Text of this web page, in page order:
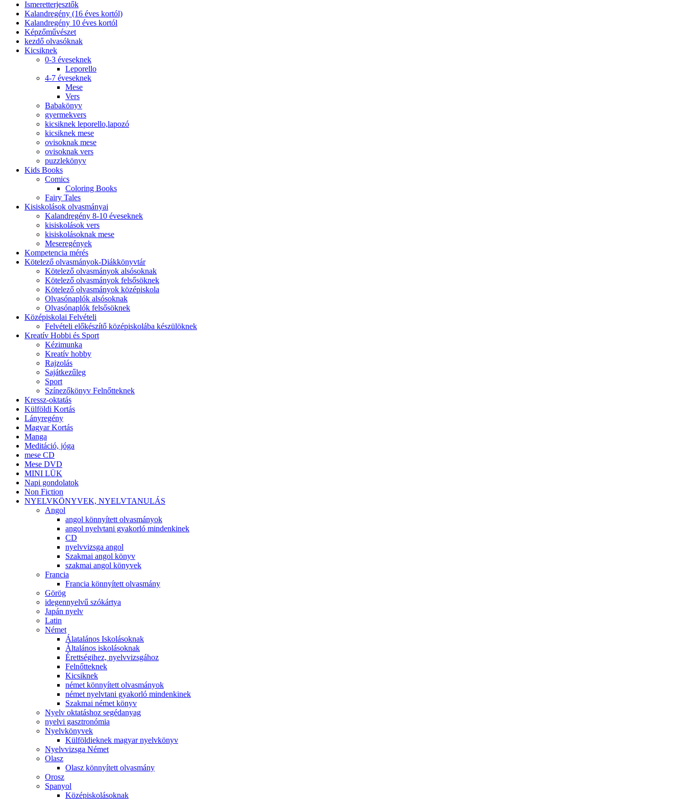
Ismeretterjesztők
Kalandregény (16 éves kortól)
Kalandregény 10 éves kortól
Képzőművészet
kezdő olvasóknak
Kicsiknek
0-3 éveseknek
Leporello
4-7 éveseknek
Mese
Vers
Babakönyv
gyermekvers
kicsiknek leporello,lapozó
kicsiknek mese
ovisoknak mese
ovisoknak vers
puzzlekönyv
Kids Books
Comics
Coloring Books
Fairy Tales
Kisiskolások olvasmányai
Kalandregény 8-10 éveseknek
kisiskolások vers
kisiskolásoknak mese
Meseregények
Kompetencia mérés
Kötelező olvasmányok-Diákkönyvtár
Kötelező olvasmányok alsósoknak
Kötelező olvasmányok felsősöknek
Kötelező olvasmányok középiskola
Olvasónaplók alsósoknak
Olvasónaplók felsősöknek
Középiskolai Felvételi
Felvételi előkészítő középiskolába készülöknek
Kreatív Hobbi és Sport
Kézimunka
Kreatív hobby
Rajzolás
Sajátkezűleg
Sport
Színezőkönyv Felnőtteknek
Kressz-oktatás
Külföldi Kortás
Lányregény
Magyar Kortás
Manga
Meditáció, jóga
mese CD
Mese DVD
MINI LÜK
Napi gondolatok
Non Fiction
NYELVKÖNYVEK, NYELVTANULÁS
Angol
angol könnyített olvasmányok
angol nyelvtani gyakorló mindenkinek
CD
nyelvvizsga angol
Szakmai angol könyv
szakmai angol könyvek
Francia
Francia könnyített olvasmány
Görög
idegennyelvű szókártya
Japán nyelv
Latin
Német
Álatalános Iskolásoknak
Általános iskolásoknak
Érettségihez, nyelvvizsgához
Felnőtteknek
Kicsiknek
német könnyített olvasmányok
német nyelvtani gyakorló mindenkinek
Szakmai német könyv
Nyelv oktatáshoz segédanyag
nyelvi gasztronómia
Nyelvkönyvek
Külföldieknek magyar nyelvkönyv
Nyelvvizsga Német
Olasz
Olasz könnyített olvasmány
Orosz
Spanyol
Középiskolásoknak